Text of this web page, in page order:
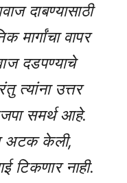
दाबण्यासाठी
मार्गांचा वापर
दडपण्याचे
उत्तर
समर्थ आहे.
अटक केली,
टिकणार नाही.